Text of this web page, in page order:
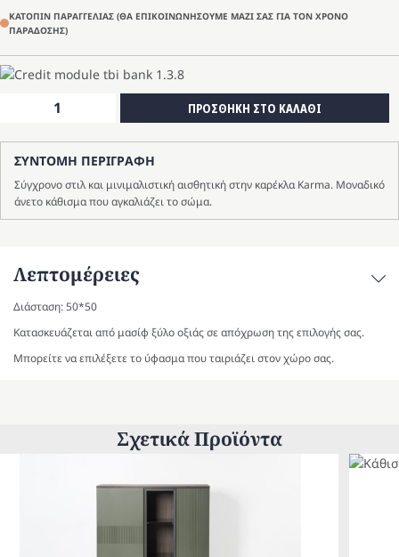
ΚΑΤΟΠΙΝ ΠΑΡΑΓΓΕΛΙΑΣ (ΘΑ ΕΠΙΚΟΙΝΩΝΗΣΟΥΜΕ ΜΑΖΙ ΣΑΣ ΓΙΑ ΤΟΝ ΧΡΟΝΟ
ΠΑΡΑΔΟΣΗΣ)
ποσότητα
ΠΡΟΣΘΗΚΗ ΣΤΟ ΚΑΛΑΘΙ
ΣΥΝΤΟΜΗ ΠΕΡΙΓΡΑΦΗ
Σύγχρονο στιλ και μινιμαλιστική αισθητική στην καρέκλα Karma. Μοναδικό
άνετο κάθισμα που αγκαλιάζει το σώμα.
Λεπτομέρειες
Διάσταση: 50*50
Κατασκευάζεται από μασίφ ξύλο οξιάς σε απόχρωση της επιλογής σας.
Μπορείτε να επιλέξετε το ύφασμα που ταιριάζει στον χώρο σας.
Σχετικά Προϊόντα